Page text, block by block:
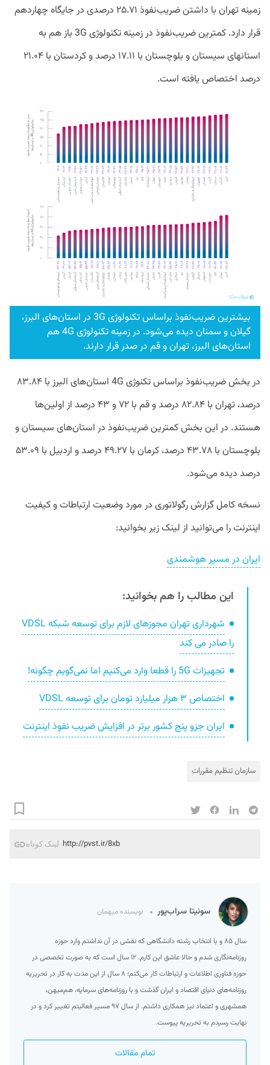
زمینه تهران با داشتن ضریب‌نفوذ ۲۵.۷۱ درصدی در جایگاه چهاردهم
قرار دارد. کمترین ضریب‌نفوذ در زمینه تکنولوژی 3G باز هم به
استانهای سیستان و بلوچستان با ۱۷.۱۱ درصد و کردستان با ۲۱.۰۴
درصد اختصاص یافته است.
بیشترین ضریب‌نفوذ براساس تکنولوژی 3G در استان‌های البرز،‌
گیلان و سمنان دیده می‌شود. در زمینه تکنولوژی 4G هم
استان‌های البرز، تهران و قم در صدر قرار دارند.
در بخش ضریب‌نفوذ براساس تکنوژی 4G استان‌های البرز با ۸۳.۸۴
درصد، تهران با ۸۲.۸۴ درصد و قم با ۷۲ و ۴۳ درصد از اولین‌ها
هستند. در این بخش کمترین ضریب‌نفوذ در استان‌های سیستان و
بلوچستان با ۴۳.۷۸ درصد، کرمان با ۴۹.۲۷ درصد و اردبیل با ۵۳.۰۹
درصد دیده می‌شود.
نسخه کامل گزارش رگولاتوری در مورد وضعیت ارتباطات و کیفیت
اینترنت را می‌توانید از لینک زیر بخوانید:
ایران در مسیر هوشمندی
این مطالب را هم بخوانید:
شهرداری تهران مجوزهای لازم برای توسعه شبکه VDSL
را صادر می کند
تجهیزات 5G‌ را قطعا وارد می‌کنیم اما نمی‌‌گویم چگونه!
اختصاص ۳ هزار میلیارد تومان برای توسعه VDSL
ایران جزو پنج کشور برتر در افزایش ضریب نفوذ اینترنت
سازمان تنظیم مقررات
لینک کوتاه http://pvst.ir/8xb
سونیتا سراب‌پور نویسنده میهمان
سال ۸۵ و با انتخاب رشته‌ دانشگاهی که نقشی در آن نداشتم وارد حوزه
روزنامه‌نگاری شدم و حالا عاشق این کارم. ۱۲ سال است که به صورت تخصصی در
حوزه فناوری اطلاعات و ارتباطات کار می‌کنم؛ ۸ سال از این مدت به کار در تحریریه
روزنامه‌های دنیای اقتصاد و ایران گذشت و با روزنامه‌های سرمایه، هم‌میهن،
همشهری و اعتماد نیز همکاری داشتم. از سال ۹۷ مسیر فعالیتم تغییر کرد و در
نهایت رسیدم به تحریریه پیوست.
تمام مقالات